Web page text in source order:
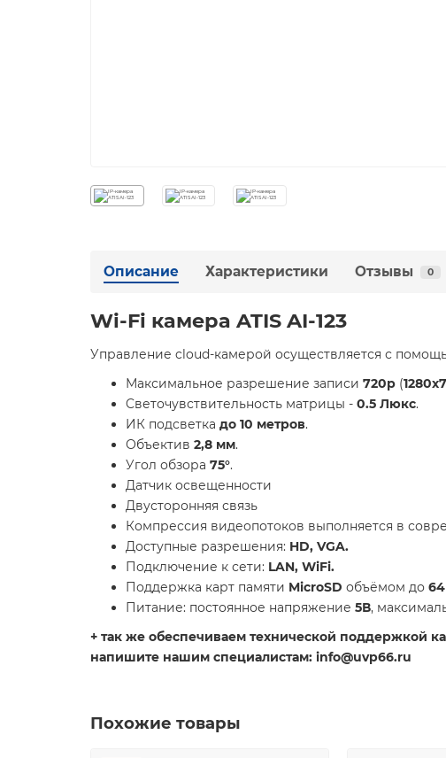
Описание Характеристики Отзывы 0
Wi-Fi камера ATIS AI-123
Управление cloud-камерой осуществляется с
Максимальное разрешение записи 720р (
Cветочувствительность матрицы - 0.5 Люкс.
ИК подсветка до 10 метров.
Объектив 2,8 мм.
Угол обзора 75°.
Датчик освещенности
Двусторонняя связь
Компрессия видеопотоков выполняется в
Доступные разрешения: HD, VGA.
Подключение к сети: LAN, WiFi.
Поддержка карт памяти MicroSD объёмом до
Питание: постоянное напряжение 5В,
+ так же обеспечиваем технической поддержкой
напишите нашим специалистам: info@uvp66.ru
Похожие товары